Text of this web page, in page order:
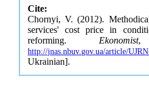
Cite:
Chornyi, V. (2012).
services' cost price in
reforming. Ekonomist,
http://jnas.nbuv.gov.ua/article/
Ukrainian].